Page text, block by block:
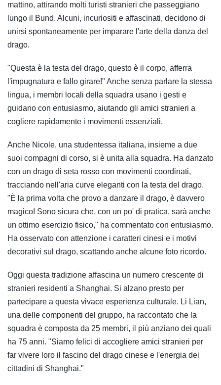
mattino, attirando molti turisti stranieri che passeggiano
lungo il Bund. Alcuni, incuriositi e affascinati, decidono di
unirsi spontaneamente per imparare l'arte della danza del
drago.
"Questa è la testa del drago, questo è il corpo, afferra
l'impugnatura e fallo girare!" Anche senza parlare la stessa
lingua, i membri locali della squadra usano i gesti e
guidano con entusiasmo, aiutando gli amici stranieri a
cogliere rapidamente i movimenti essenziali.
Anche Nicole, una studentessa italiana, insieme a due
suoi compagni di corso, si è unita alla squadra. Ha danzato
con un drago di seta rosso con movimenti coordinati,
tracciando nell'aria curve eleganti con la testa del drago.
"È la prima volta che provo a danzare il drago, è davvero
magico! Sono sicura che, con un po' di pratica, sarà anche
un ottimo esercizio fisico," ha commentato con entusiasmo.
Ha osservato con attenzione i caratteri cinesi e i motivi
decorativi sul drago, scattando anche alcune foto ricordo.
Oggi questa tradizione affascina un numero crescente di
stranieri residenti a Shanghai. Si alzano presto per
partecipare a questa vivace esperienza culturale. Li Lian,
una delle componenti del gruppo, ha raccontato che la
squadra è composta da 25 membri, il più anziano dei quali
ha 75 anni. "Siamo felici di accogliere amici stranieri per
far vivere loro il fascino del drago cinese e l'energia dei
cittadini di Shanghai."